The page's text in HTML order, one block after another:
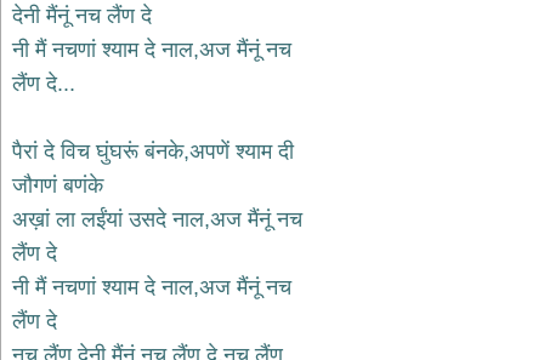
भजन
sai
bhajans
जैन
jain
bhajans
दुर्गा
भजन
durga
bhajans
गणेश
भजन
ganesh
देनी मैंनूं नच लैंण दे
नी मैं नचणां श्याम दे नाल,अज मैंनूं नच
लैंण दे...
पैरां दे विच घुंघरूं बंनके,अपणें श्याम दी
जौगणं बणंके
अख़ां ला लईंयां उसदे नाल,अज मैंनूं नच
लैंण दे
नी मैं नचणां श्याम दे नाल,अज मैंनूं नच
लैंण दे